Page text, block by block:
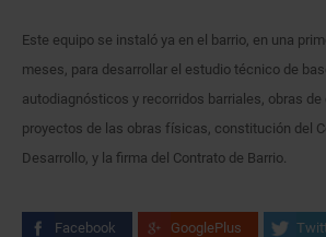
Este equipo se instaló ya en el barrio, en una
meses, para desarrollar el estudio técnico de
autodiagnósticos y recorridos barriales, obras
proyectos de las obras físicas, constitución del
Desarrollo, y la firma del Contrato de Barrio.
Facebook GooglePlus